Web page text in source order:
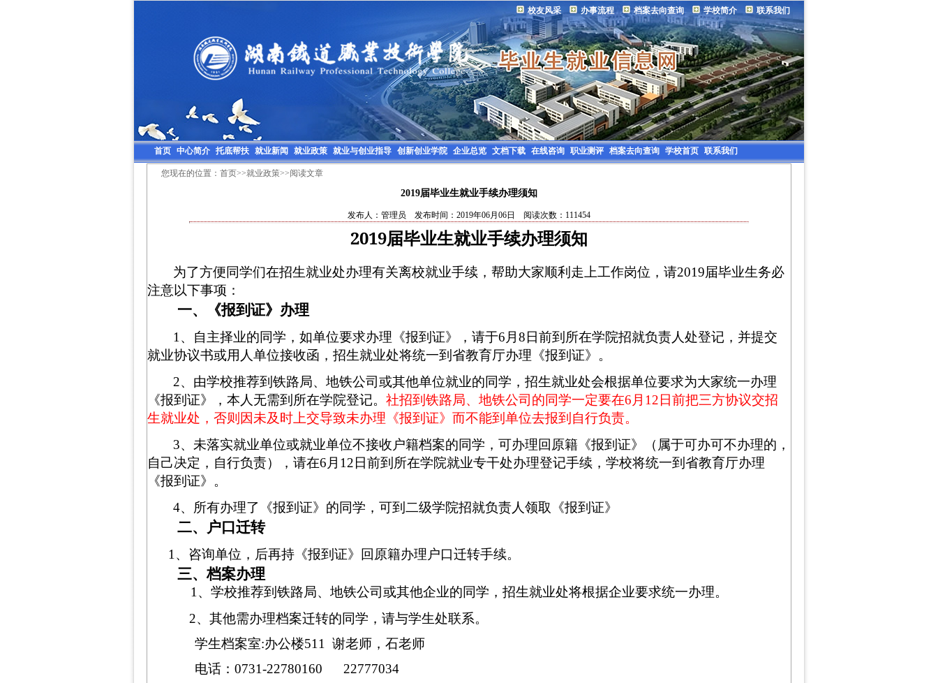
校友风采 办事流程 档案去向查询 学校简介 联系我们
首页 中心简介 托底帮扶 就业新闻 就业政策 就业与创业指导 创新创业学院 企业总览 文档下载 在线咨询 职业测评 档案去向查询 学校首页 联系我们
您现在的位置：首页>>就业政策>>阅读文章
2019届毕业生就业手续办理须知
发布人：管理员 发布时间：2019年06月06日 阅读次数：111454
2019届毕业生就业手续办理须知
为了方便同学们在招生就业处办理有关离校就业手续，帮助大家顺利走上工作岗位，请2019届毕业生务必
注意以下事项：
一、《报到证》办理
1 、自主择业的同学，如单位要求办理《报到证》，请于6月8日前到所在学院招就负责人处登记，并提交
就业协议书或用人单位接收函，招生就业处将统一到省教育厅办理《报到证》。
2、由学校推荐到铁路局、地铁公司或其他单位就业的同学，招生就业处会根据单位要求为大家统一办理
《报到证》，本人无需到所在学院登记。社招到铁路局、地铁公司的同学一定要在6月12日前把三方协议交招
生就业处，否则因未及时上交导致未办理《报到证》而不能到单位去报到自行负责。
3、未落实就业单位或就业单位不接收户籍档案的同学，可办理回原籍《报到证》（属于可办可不办理的，
自己决定，自行负责），请在6月12日前到所在学院就业专干处办理登记手续，学校将统一到省教育厅办理
《报到证》。
4、所有办理了《报到证》的同学，可到二级学院招就负责人领取《报到证》
二、户口迁转
1 、咨询单位，后再持《报到证》回原籍办理户口迁转手续。
三、档案办理
1 、学校推荐到铁路局、地铁公司或其他企业的同学，招生就业处将根据企业要求统一办理。
2、其他需办理档案迁转的同学，请与学生处联系。
学生档案室:办公楼511 谢老师，石老师
电话：0731-22780160 22777034